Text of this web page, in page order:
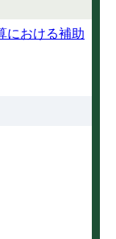
における補助